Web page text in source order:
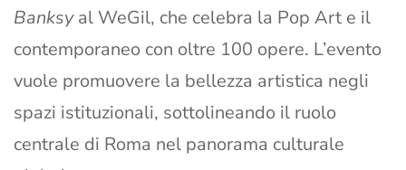
Banksyal WeGil, che celebra la Pop Art e il
contemporaneo con oltre 100 opere. L’evento
vuole promuovere la bellezza artistica negli
spazi istituzionali, sottolineando il ruolo
centrale di Roma nel panorama culturale